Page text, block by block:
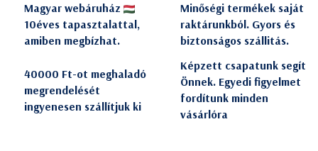
Magyar webáruház
10éves tapasztalattal,
amiben megbízhat.
Minőségi termékek saját
raktárunkból. Gyors és
biztonságos szállitás.
40000 Ft-ot meghaladó
megrendelését
ingyenesen szállítjuk ki
Képzett csapatunk segít
Önnek. Egyedi figyelmet
fordítunk minden
vásárlóra